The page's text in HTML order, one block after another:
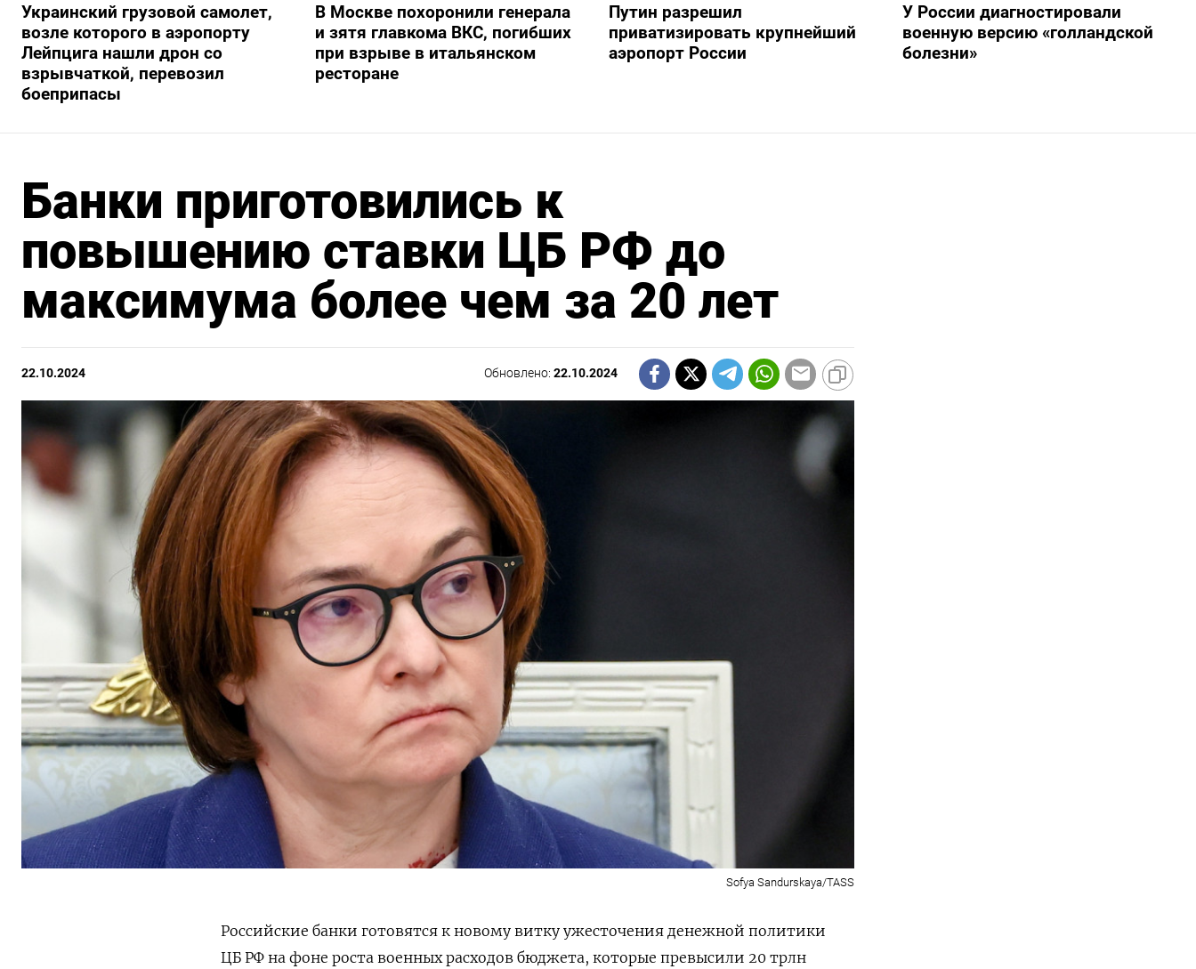
Украинский грузовой самолет,
возле которого в аэропорту
Лейпцига нашли дрон со
взрывчаткой, перевозил
боеприпасы
В Москве похоронили генерала
и зятя главкома ВКС, погибших
при взрыве в итальянском
ресторане
Путин разрешил
приватизировать крупнейший
аэропорт России
У России диагностировали
военную версию «голландской
болезни»
Банки приготовились к
повышению ставки ЦБ РФ до
максимума более чем за 20 лет
22.10.2024 Обновлено:22.10.2024
Sofya Sandurskaya/TASS
Российские банки готовятся к новому витку ужесточения денежной политики
ЦБ РФ на фоне роста военных расходов бюджета, которые превысили 20 трлн